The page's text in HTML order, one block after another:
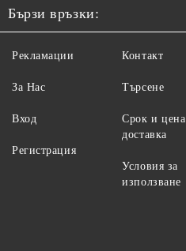
Бързи връзки:
Рекламации
За Нас
Вход
Регистрация
Контакт
Търсене
Срок и цена
доставка
Условия за
използване